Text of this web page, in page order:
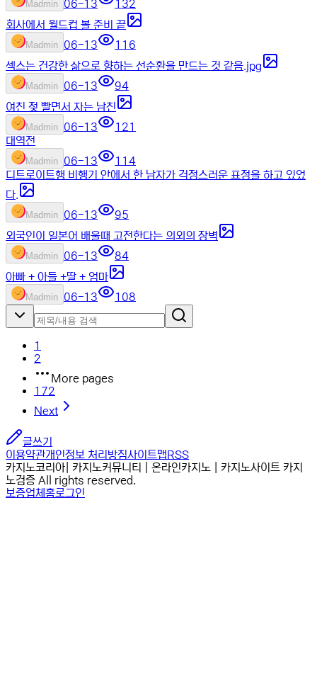
Madmin 06-13
132
회사에서 월드컵 볼 준비 끝
Madmin 06-13
116
섹스는 건강한 삶으로 향하는 선순환을 만드는 것 같음.jpg
Madmin 06-13
94
여친 젖 빨면서 자는 남친
Madmin 06-13
121
대역전
Madmin 06-13
114
디트로이트행 비행기 안에서 한 남자가 걱정스러운 표정을 하고 있었
다.
Madmin 06-13
95
외국인이 일본어 배울때 고전한다는 의외의 장벽
Madmin 06-13
84
아빠 + 아들 +딸 + 엄마
Madmin 06-13 108
1
2
More pages
172
Next
글쓰기
이용약관개인정보 처리방침사이트맵RSS
카지노코리아| 카지노커뮤니티 | 온라인카지노 | 카지노사이트 카지
노검증 All rights reserved.
보증업체 홈로그인